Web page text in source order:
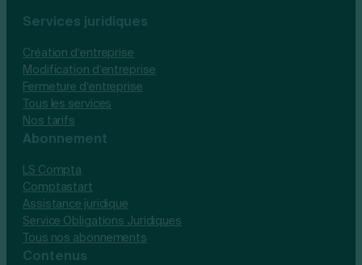
Services juridiques
Création d’entreprise
Modification d’entreprise
Fermeture d’entreprise
Tous les services
Nos tarifs
Abonnement
LS Compta
Comptastart
Assistance juridique
Service Obligations Juridiques
Tous nos abonnements
Contenus